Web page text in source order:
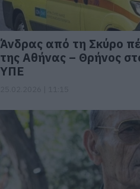
Άνδρας από τη Σκύρο
της Αθήνας – Θρήνος
ΥΠΕ